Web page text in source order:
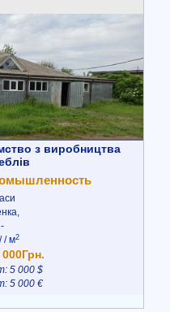
з виробництва
/ м2
000Грн.
5 000 $
5 000 €